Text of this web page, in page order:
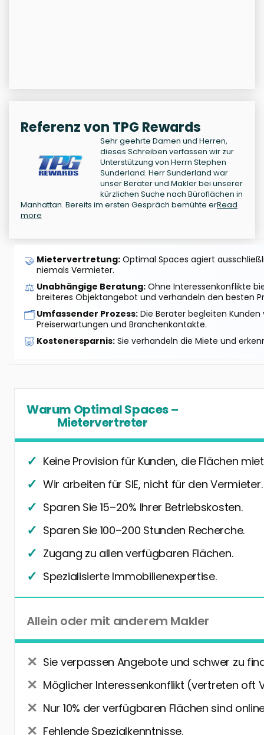
Referenz von TPG Rewards
Sehr geehrte Damen und Herren,
dieses Schreiben verfassen wir zur
Unterstützung von Herrn Stephen
Sunderland. Herr Sunderland war
unser Berater und Makler bei unserer
kürzlichen Suche nach Büroflächen in
Manhattan. Bereits im ersten Gespräch bemühte erRead
more
🤝 Mietervertretung: Optimal Spaces agiert
niemals Vermieter.
⚖️ Unabhängige Beratung: Ohne Interessenkonflikte
breiteres Objektangebot und verhandeln den besten
🗂️Umfassender Prozess: Die Berater begleiten Kunden
Preiserwartungen und Branchenkontakte.
🐷 Kostenersparnis: Sie verhandeln die Miete und
Warum Optimal Spaces –
Mietervertreter
Keine Provision für Kunden, die Flächen
Wir arbeiten für SIE, nicht für den Vermieter.
Sparen Sie 15–20% Ihrer Betriebskosten.
Sparen Sie 100–200 Stunden Recherche.
Zugang zu allen verfügbaren Flächen.
Spezialisierte Immobilienexpertise.
Allein oder mit anderem Makler
Sie verpassen Angebote und schwer zu
Möglicher Interessenkonflikt (vertreten oft
Nur 10% der verfügbaren Flächen sind
Fehlende Spezialkenntnisse.